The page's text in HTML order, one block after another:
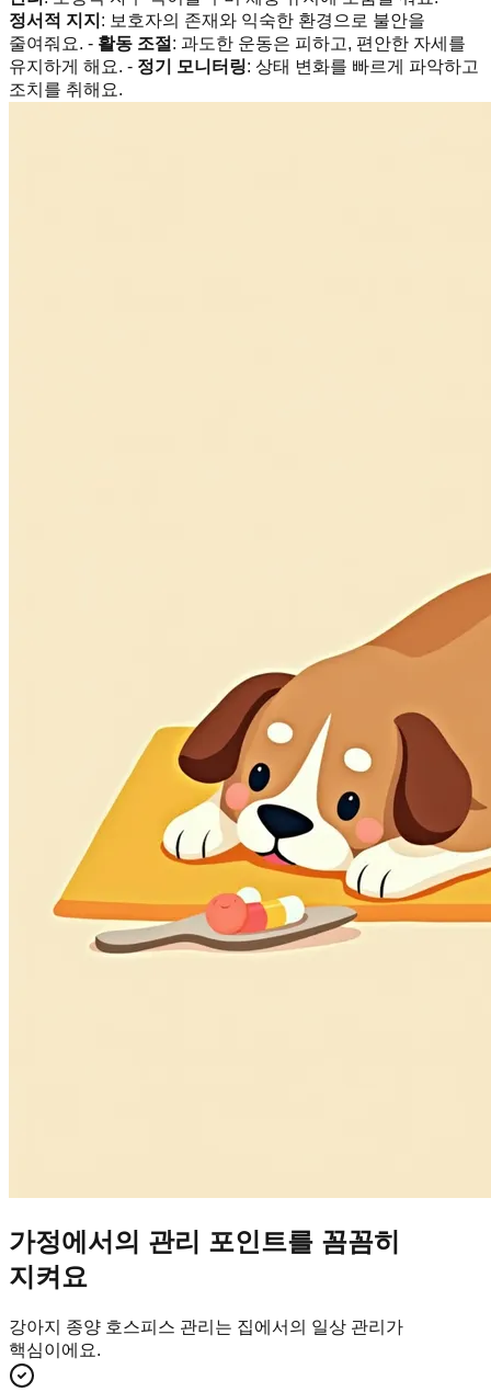
정서적 지지 : 보호자의 존재와 익숙한 환경으로 불안을
줄여줘요. - 활동 조절 : 과도한 운동은 피하고, 편안한 자세를
유지하게 해요. - 정기 모니터링: 상태 변화를 빠르게 파악하고
조치를 취해요.
가정에서의 관리 포인트를 꼼꼼히
지켜요
강아지 종양 호스피스 관리는 집에서의 일상 관리가
핵심이에요.